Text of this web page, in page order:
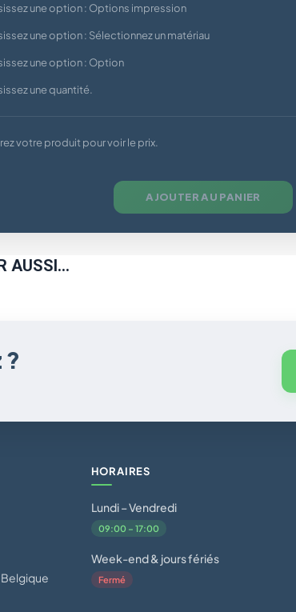
une option : Options impression
une option : Sélectionnez un matériau
une option : Option
une quantité.
votre produit pour voir le prix.
AJOUTER AU PANIER
AUSSI...
?
HORAIRES
Lundi – Vendredi
09:00 – 17:00
Week-end & jours fériés
Fermé